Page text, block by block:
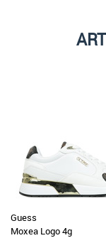
Guess
Moxea Logo 4g